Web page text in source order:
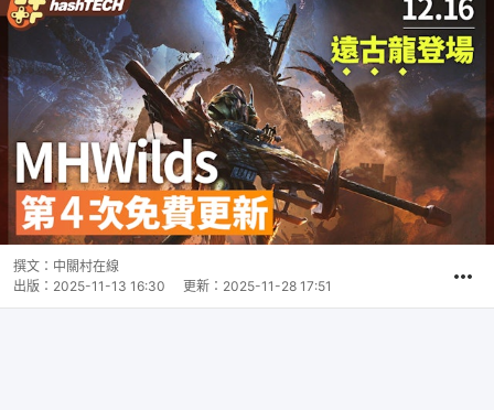
撰文： 中關村在線
出版： 2025-11-13 16:30 更新： 2025-11-28 17:51